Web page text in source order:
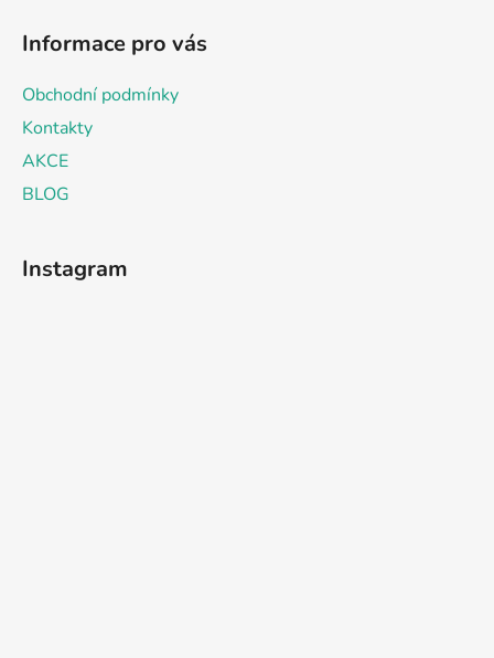
Informace pro vás
Obchodní podmínky
Kontakty
AKCE
BLOG
Instagram